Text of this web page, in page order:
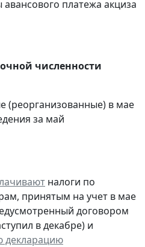
платежа акциза
численности
(реорганизованные) в мае
за май
налоги по
принятым на учет в мае
договором
в декабре) и
декларацию